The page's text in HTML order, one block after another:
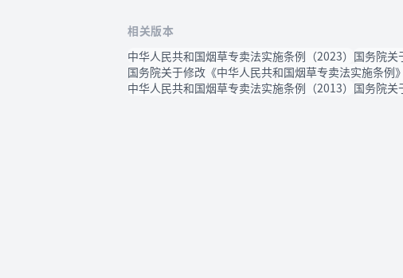
相关版本
中华人民共和国烟草专卖法实施条例（2023） 国务院关
国务院关于修改《中华人民共和国烟草专卖法实施条例
中华人民共和国烟草专卖法实施条例（2013） 国务院关